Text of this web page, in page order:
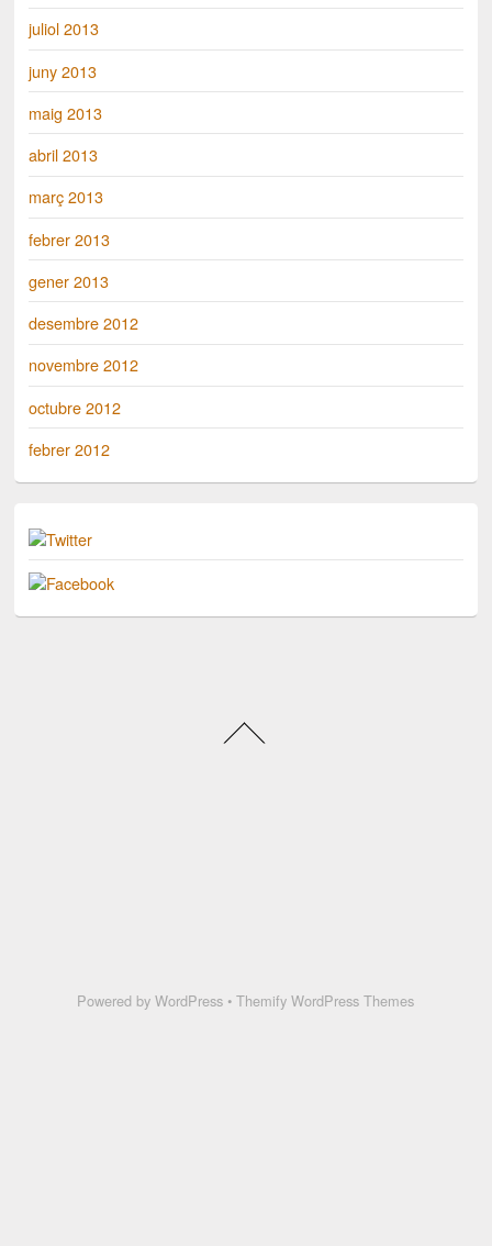
juliol 2013
juny 2013
maig 2013
abril 2013
març 2013
febrer 2013
gener 2013
desembre 2012
novembre 2012
octubre 2012
febrer 2012
Powered byWordPress •Themify WordPress Themes